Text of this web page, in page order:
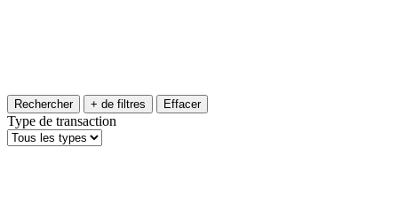
Rechercher + de filtres Effacer
Type de transaction